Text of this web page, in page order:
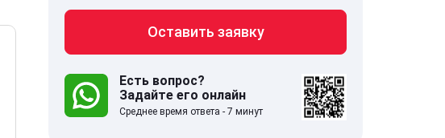
141707, Московская обл,
дом 5
Оставить заявку
Есть вопрос?
Задайте его онлайн
Среднее время ответа - 7 минут